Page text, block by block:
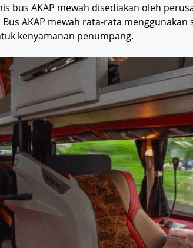
bus AKAP mewah disediakan oleh
AKAP mewah rata-rata
kenyamanan penumpang.